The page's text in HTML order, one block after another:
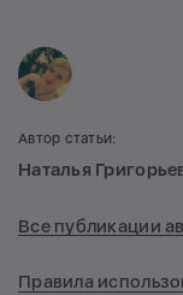
Автор статьи:
Наталья
Все публикации
Правила